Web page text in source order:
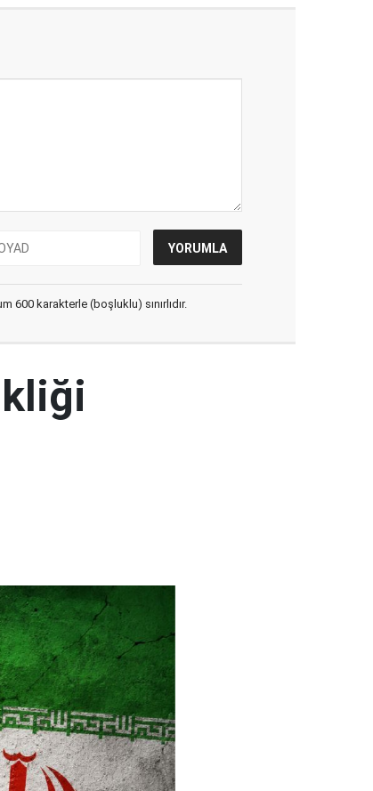
600 karakterle (boşluklu) sınırlıdır.